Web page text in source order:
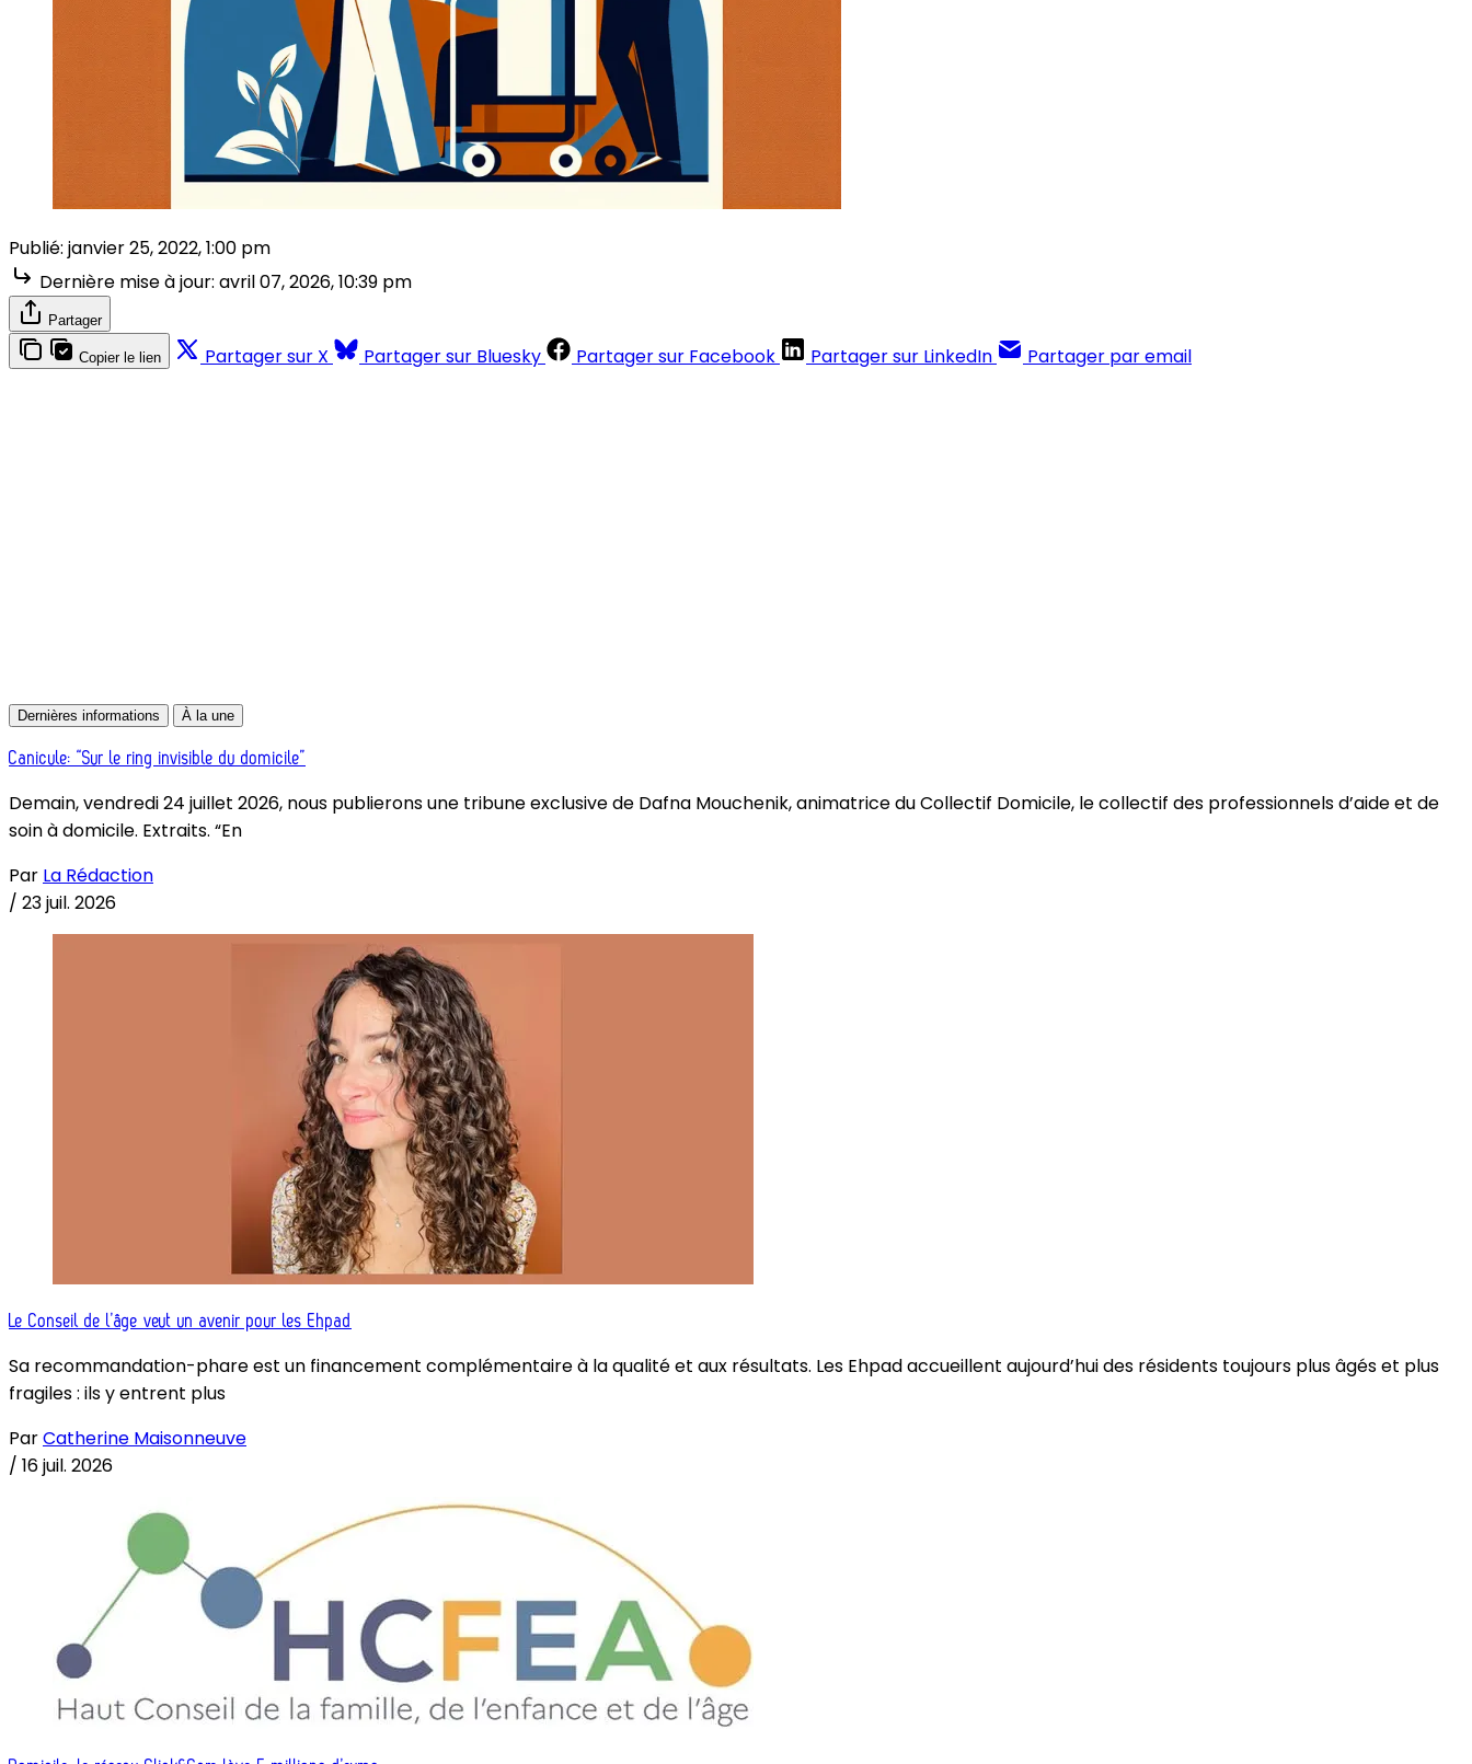
Publié: janvier 25, 2022, 1:00 pm
Dernière mise à jour: avril 07, 2026, 10:39 pm
Partager
Copier le lien Partager sur X Partager sur Bluesky Partager sur Facebook Partager sur LinkedIn Partager par email
Dernières informations À la une
Canicule: “Sur le ring invisible du domicile”
Demain, vendredi 24 juillet 2026, nous publierons une tribune exclusive de Dafna Mouchenik, animatrice du Collectif Domicile, le collectif des professionnels d’aide et de
soin à domicile. Extraits. “En
Par La Rédaction
/ 23 juil. 2026
Le Conseil de l’âge veut un avenir pour les Ehpad
Sa recommandation-phare est un financement complémentaire à la qualité et aux résultats. Les Ehpad accueillent aujourd’hui des résidents toujours plus âgés et plus
fragiles : ils y entrent plus
ParCatherine Maisonneuve
/ 16 juil. 2026